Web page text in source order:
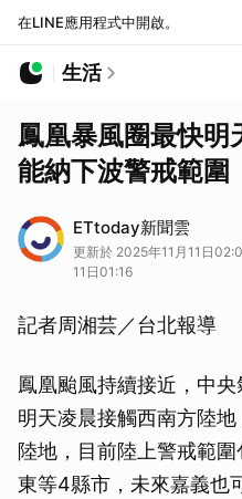
在LINE應用程式中開啟。
生活
鳳凰暴風圈最快
能納下波警戒範圍
ETtoday新聞雲
更新於 2025年11月11日
11日01:16
記者周湘芸／台北報導
鳳凰颱風持續接近，中
明天凌晨接觸西南方陸
陸地，目前陸上警戒範
東等4縣市，未來嘉義也